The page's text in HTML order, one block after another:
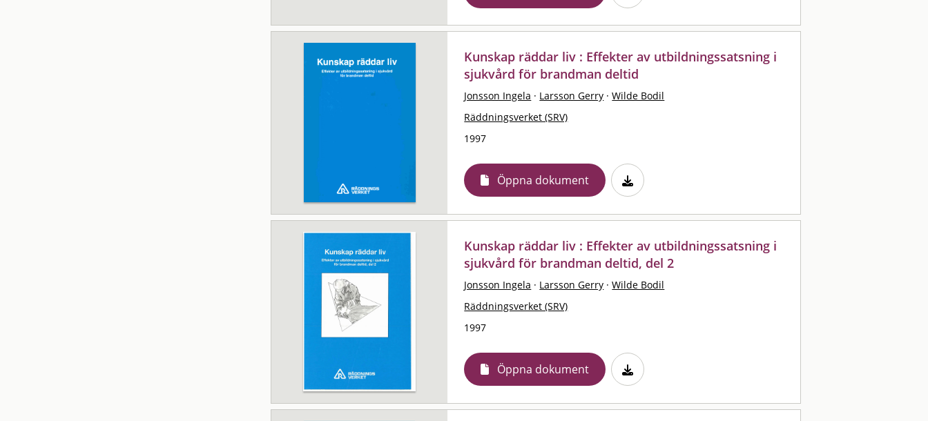
Kunskap räddar liv : Effekter av utbildningssatsning i
sjukvård för brandman deltid
Jonsson Ingela · Larsson Gerry · Wilde Bodil
Räddningsverket (SRV)
1997
Öppna dokument
Kunskap räddar liv : Effekter av utbildningssatsning i
sjukvård för brandman deltid, del 2
Jonsson Ingela · Larsson Gerry · Wilde Bodil
Räddningsverket (SRV)
1997
Öppna dokument